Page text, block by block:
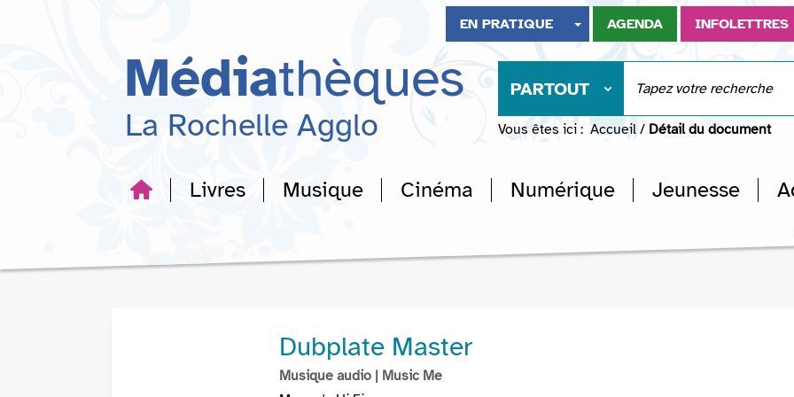
recherche
EN PRATIQUE AGENDA INFOLETTRES
Médiathèques
La Rochelle Agglo
PARTOUT
Vous êtes ici : Accueil / Détail du document
Livres Musique Cinéma Numérique Jeunesse
Dubplate Master
Musique audio | Music Me